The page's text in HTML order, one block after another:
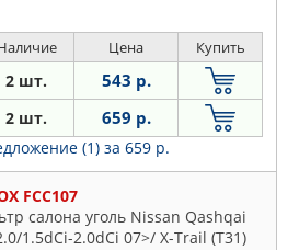
Цена Купить
2 шт. 543 р.
2 шт. 659 р.
(1) за 659 р.
FCC107
салона уголь Nissan Qashqai
1.5dCi-2.0dCi 07>/ X-Trail (T31)